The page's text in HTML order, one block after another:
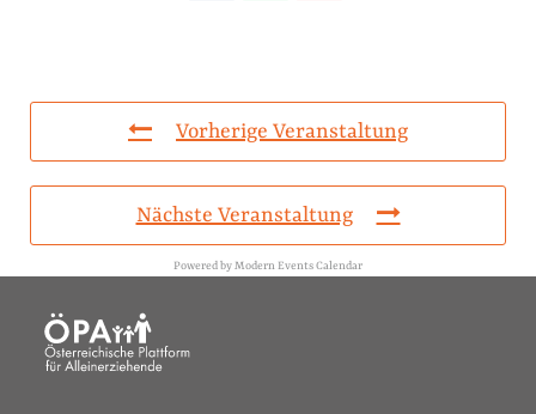
Vorherige Veranstaltung
Nächste Veranstaltung
Powered byModern Events Calendar